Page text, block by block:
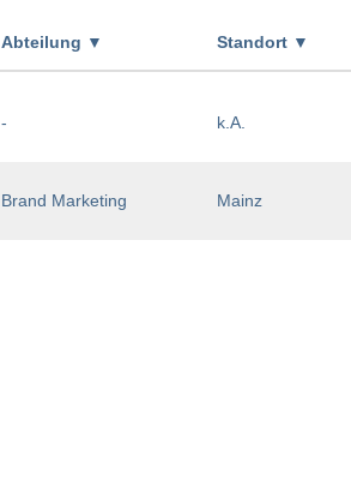
Abteilung ▼ Standort ▼
- k.A.
Brand Marketing Mainz